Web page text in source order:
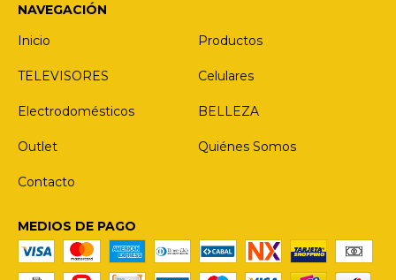
NAVEGACIÓN
Inicio
Productos
TELEVISORES Celulares
Electrodomésticos BELLEZA
Outlet Quiénes Somos
Contacto
MEDIOS DE PAGO